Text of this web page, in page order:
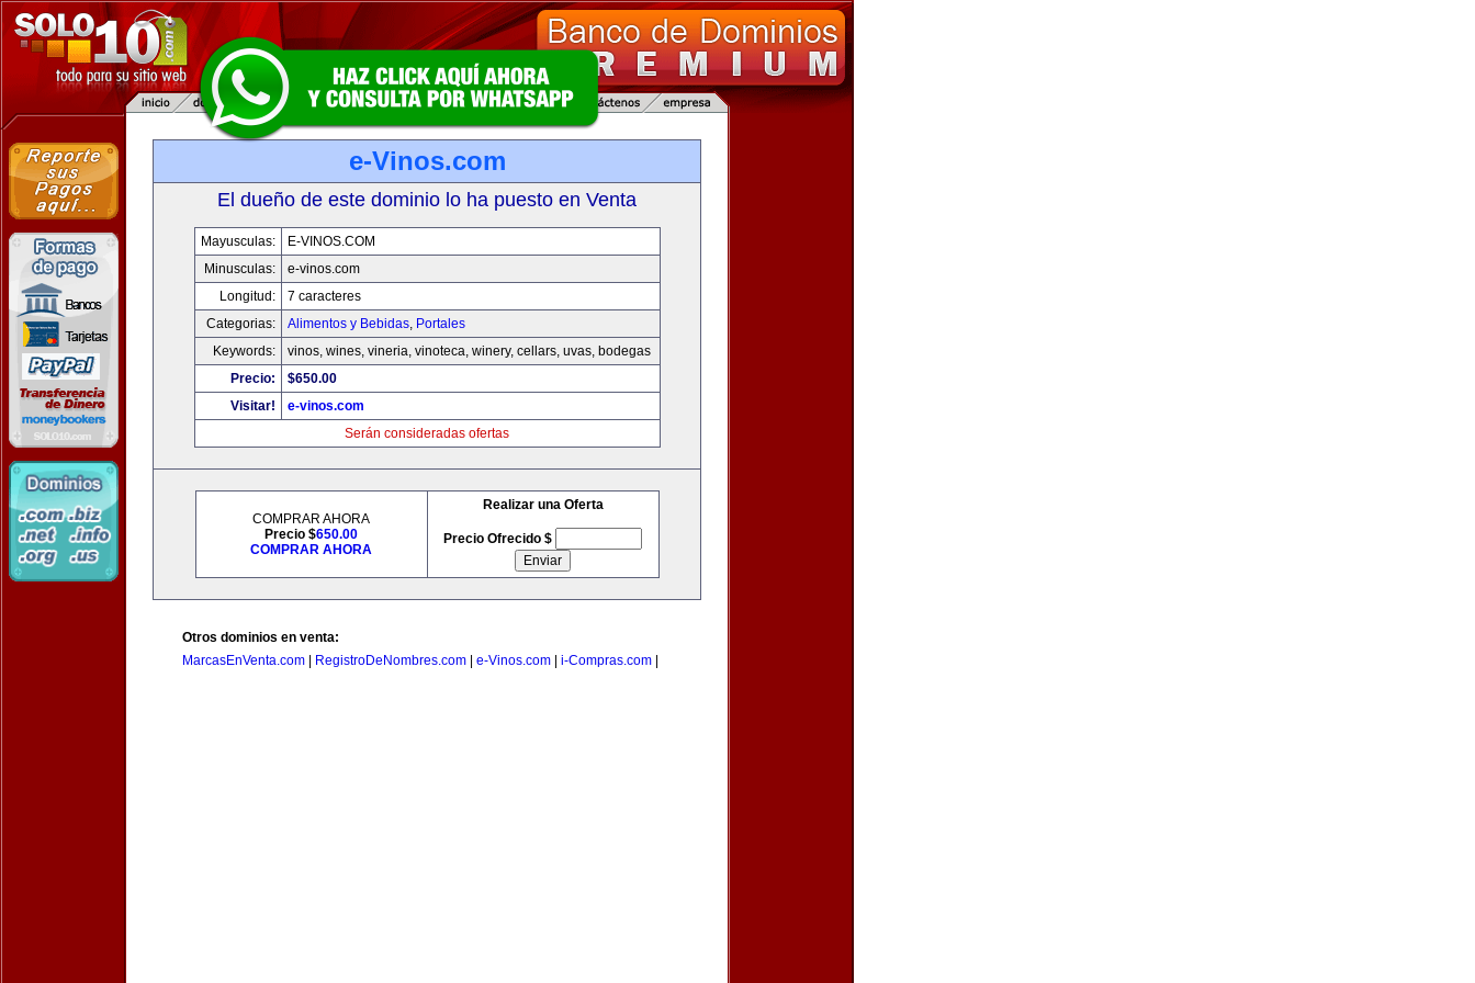
e-Vinos.com
El dueño de este dominio lo ha puesto en Venta
Mayusculas:
E-VINOS.COM
Minusculas:
e-vinos.com
Longitud:
7 caracteres
Categorias:
Alimentos y Bebidas, Portales
Keywords:
vinos, wines, vineria, vinoteca, winery, cellars, uvas, bodegas
Precio:
$650.00
Visitar!
e-vinos.com
Serán consideradas ofertas
COMPRAR AHORA
Precio $650.00
COMPRAR AHORA
Realizar una Oferta
Precio Ofrecido $
Otros dominios en venta:
MarcasEnVenta.com
RegistroDeNombres.com e-Vinos.com i-Compras.com